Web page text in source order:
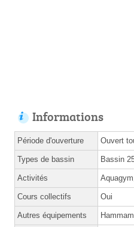
Informations
Période d'ouverture Ouvert
Types de bassin Bassin
Activités
Cours collectifs Oui
Autres équipements